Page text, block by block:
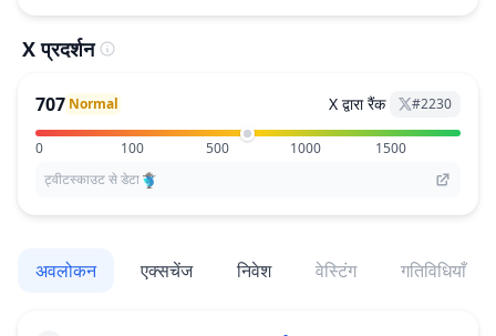
X प्रदर्शन
707 Normal X द्वारा रैंक #2230
0 100 500 1000
1500
ट्वीटस्काउट से डेटा
अवलोकन एक्सचेंज निवेश वेस्टिंग गतिविधियाँ